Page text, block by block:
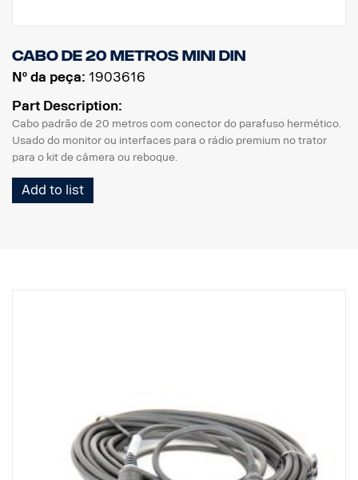
Cabo de 20 metros MINI DIN
Nº da peça: 1903616
Part Description:
Cabo padrão de 20 metros com conector do parafuso hermético.
Usado do monitor ou interfaces para o rádio premium no trator
para o kit de câmera ou reboque.
Add to list